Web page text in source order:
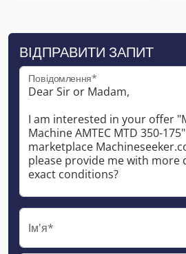
ВІДПРАВИТИ ЗАПИТ
Повідомлення*
Ім'я*